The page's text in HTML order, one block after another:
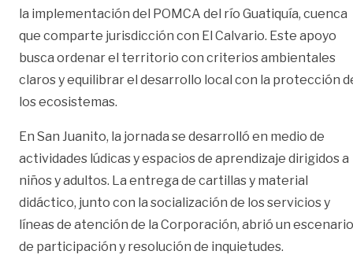
la implementación del POMCA del río Guatiquía, cuenca
que comparte jurisdicción con El Calvario. Este apoyo
busca ordenar el territorio con criterios ambientales
claros y equilibrar el desarrollo local con la protección
los ecosistemas.
En San Juanito, la jornada se desarrolló en medio de
actividades lúdicas y espacios de aprendizaje dirigidos a
niños y adultos. La entrega de cartillas y material
didáctico, junto con la socialización de los servicios y
líneas de atención de la Corporación, abrió un escenario
de participación y resolución de inquietudes.